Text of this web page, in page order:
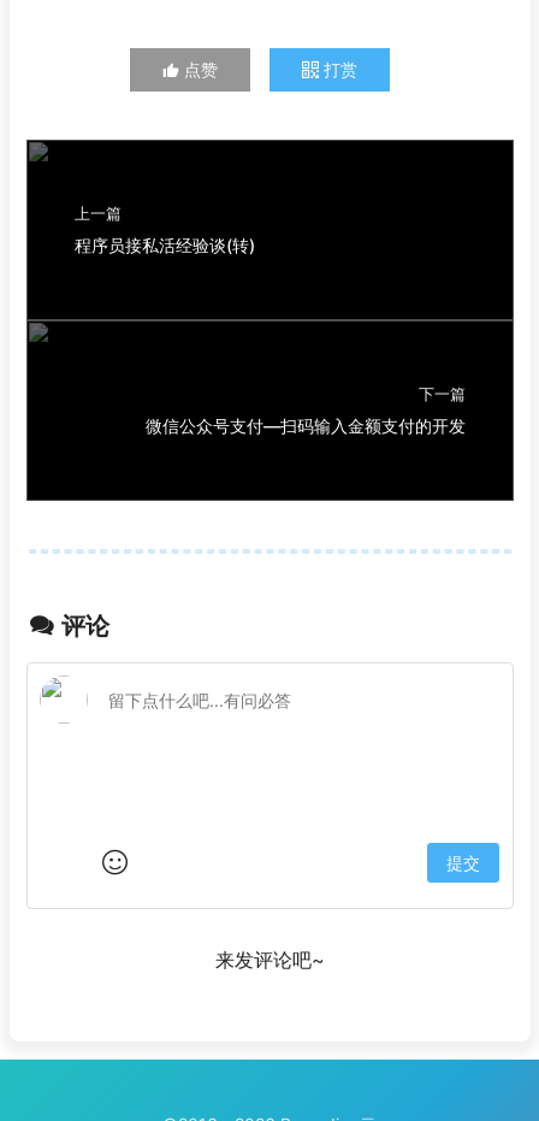
点赞 打赏
上一篇
程序员接私活经验谈(转)
下一篇
微信公众号支付—扫码输入金额支付的开发
评论
提交
来发评论吧~